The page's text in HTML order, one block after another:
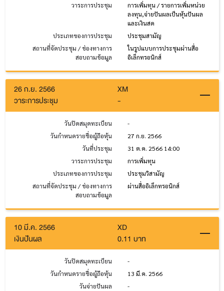
วาระการประชุม
การเพิ่มทุน / รายการเพิ่มหน่วย
ลงทุน,จ่ายปันผลเป็นหุ้นปันผล
และเงินสด
ประเภทของการประชุม
ประชุมสามัญ
สถานที่จัดประชุม / ช่องทางการ
สอบถามข้อมูล
ในรูปแบบการประชุมผ่านสื่อ
อิเล็กทรอนิกส์
26 ก.ย. 2566
XM
วาระการประชุม
-
วันปิดสมุดทะเบียน
-
วันกำหนดรายชื่อผู้ถือหุ้น
27 ก.ย. 2566
วันที่ประชุม
31 ต.ค. 2566 14:00
วาระการประชุม
การเพิ่มทุน
ประเภทของการประชุม
ประชุมวิสามัญ
สถานที่จัดประชุม / ช่องทางการ
สอบถามข้อมูล
ผ่านสื่ออิเล็กทรอนิกส์
10 มี.ค. 2566
XD
เงินปันผล
0.11 บาท
วันปิดสมุดทะเบียน
-
วันกำหนดรายชื่อผู้ถือหุ้น
13 มี.ค. 2566
วันจ่ายปันผล
-